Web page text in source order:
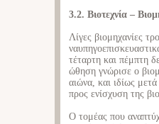
3.2. Βιοτεχνία –
Λίγες βιομηχανίες
τέταρτη και πέμπτη
ώθηση γνώρισε ο
αιώνα, και ιδίως
προς ενίσχυση της
Ο τομέας που